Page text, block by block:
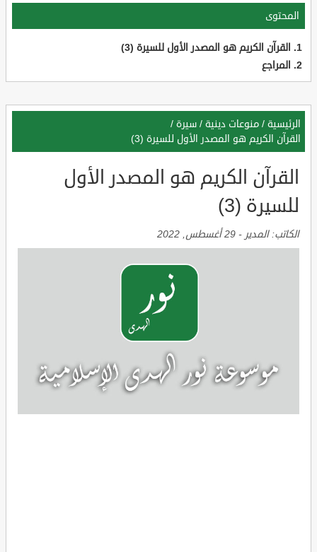
المحتوى
القرآن الكريم هو المصدر الأول للسيرة (3)
المراجع
الرئيسية / منوعات دينية / سيرة /
القرآن الكريم هو المصدر الأول للسيرة (3)
القرآن الكريم هو المصدر الأول
للسيرة (3)
الكاتب:المدير - 29 أغسطس, 2022